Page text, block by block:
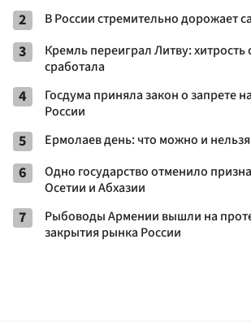
2 В России стремительно дорожает
3
Кремль переиграл Литву:
сработала
4
Госдума приняла закон о запрете
России
5 Ермолаев день: что можно и нельзя
6
Одно государство отменило
Осетии и Абхазии
7
Рыбоводы Армении вышли на
закрытия рынка России